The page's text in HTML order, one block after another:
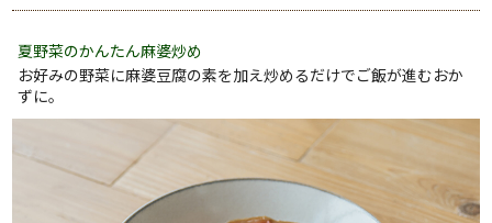
夏野菜のかんたん麻婆炒め
お好みの野菜に麻婆豆腐の素を加え炒めるだけでご飯が進むおか
ずに。